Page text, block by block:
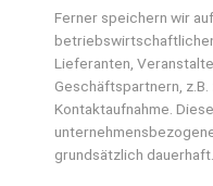
Ferner speichern wir
Lieferanten,
Geschäftspartnern,
Kontaktaufnahme.
grundsätzlich dauerhaft.